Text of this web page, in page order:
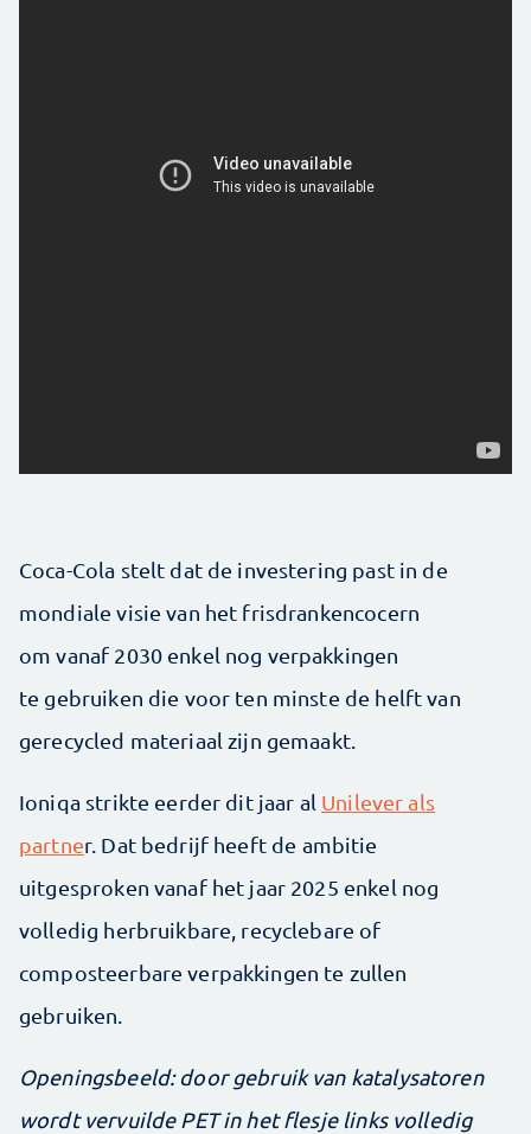
Coca-Cola stelt dat de investering past in de
mondiale visie van het frisdrankencocern
om vanaf 2030 enkel nog verpakkingen
te gebruiken die voor ten minste de helft van
gerecycled materiaal zijn gemaakt.
Ioniqa strikte eerder dit jaar al Unilever als
partner. Dat bedrijf heeft de ambitie
uitgesproken vanaf het jaar 2025 enkel nog
volledig herbruikbare, recyclebare of
composteerbare verpakkingen te zullen
gebruiken.
Openingsbeeld: door gebruik van katalysatoren
wordt vervuilde PET in het flesje links volledig